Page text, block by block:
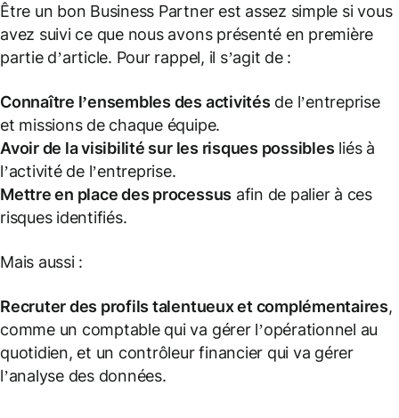
Être un bon Business Partner est assez simple si vous
avez suivi ce que nous avons présenté en première
partie d’article. Pour rappel, il s’agit de :
Connaître l’ensembles des activités de l’entreprise
et missions de chaque équipe.
Avoir de la visibilité sur les risques possibles liés à
l’activité de l’entreprise.
Mettre en place des processus afin de palier à ces
risques identifiés.
Mais aussi :
Recruter des profils talentueux et complémentaires,
comme un comptable qui va gérer l’opérationnel au
quotidien, et un contrôleur financier qui va gérer
l’analyse des données.